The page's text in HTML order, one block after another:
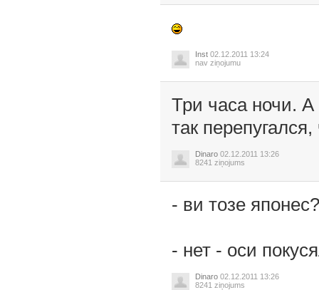
Inst 02.12.2011 13:24
nav ziņojumu
Три часа ночи. А
так
Dinaro 02.12.2011 13:26
8241 ziņojums
- ви тозе японес?
- нет - оси
Dinaro 02.12.2011 13:26
8241 ziņojums